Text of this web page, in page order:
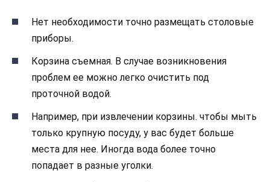
Нет необходимости точно размещать столовые
приборы.
Корзина съемная. В случае возникновения
проблем ее можно легко очистить под
проточной водой.
Например, при извлечении корзины. чтобы мыть
только крупную посуду, у вас будет больше
места для нее. Иногда вода более точно
попадает в разные уголки.